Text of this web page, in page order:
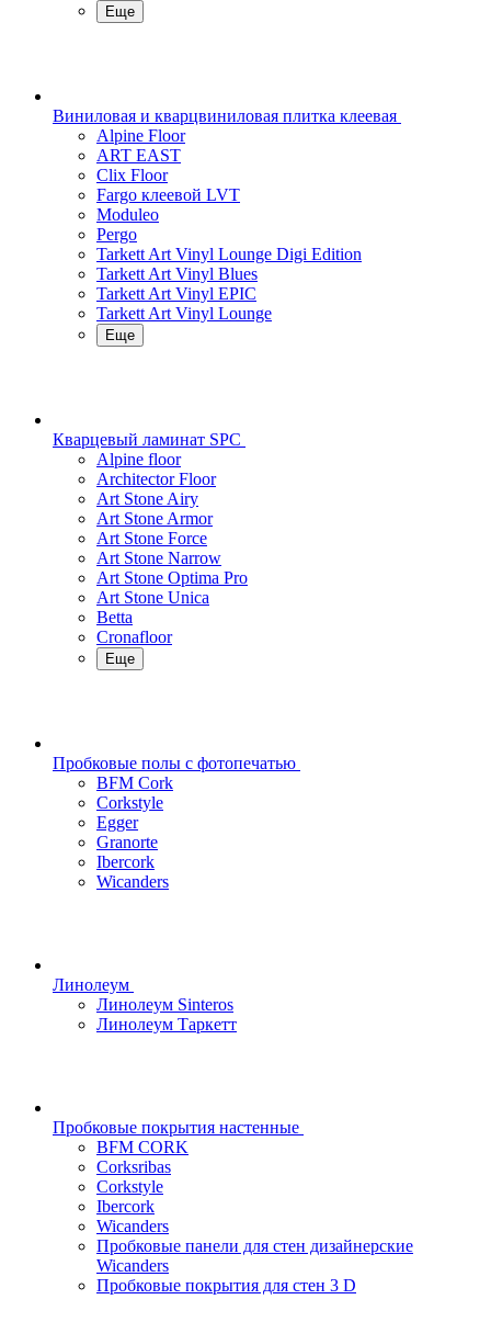
Еще
Виниловая и кварцвиниловая плитка клеевая
Alpine Floor
ART EAST
Clix Floor
Fargo клеевой LVT
Moduleo
Pergo
Tarkett Art Vinyl Lounge Digi Edition
Tarkett Art Vinyl Blues
Tarkett Art Vinyl EPIC
Tarkett Art Vinyl Lounge
Еще
Кварцевый ламинат SPC
Alpine floor
Architector Floor
Art Stone Airy
Art Stone Armor
Art Stone Force
Art Stone Narrow
Art Stone Optima Pro
Art Stone Unica
Betta
Cronafloor
Еще
Пробковые полы с фотопечатью
BFM Cork
Corkstyle
Egger
Granorte
Ibercork
Wicanders
Линолеум
Линолеум Sinteros
Линолеум Таркетт
Пробковые покрытия настенные
BFM CORK
Corksribas
Corkstyle
Ibercork
Wicanders
Пробковые панели для стен дизайнерские
Wicanders
Пробковые покрытия для стен 3 D